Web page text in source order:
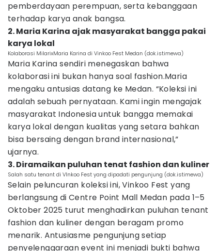
pemberdayaan perempuan, serta kebanggaan
terhadap karya anak bangsa.
2. Maria Karina ajak masyarakat bangga pakai
karya lokal
Kolaborasi MilarixMaria Karina di Vinkoo Fest Medan (dok.istimewa)
Maria Karina sendiri menegaskan bahwa
kolaborasi ini bukan hanya soal fashion.Maria
mengaku antusias datang ke Medan. “Koleksi ini
adalah sebuah pernyataan. Kami ingin mengajak
masyarakat Indonesia untuk bangga memakai
karya lokal dengan kualitas yang setara bahkan
bisa bersaing dengan brand internasional,”
ujarnya.
3. Diramaikan puluhan tenat fashion dan kuliner
Salah satu tenant di VInkoo Fest yang dipadati pengunjung (dok.istimewa)
Selain peluncuran koleksi ini, Vinkoo Fest yang
berlangsung di Centre Point Mall Medan pada 1–5
Oktober 2025 turut menghadirkan puluhan tenant
fashion dan kuliner dengan beragam promo
menarik. Antusiasme pengunjung setiap
penyelenggaraan event ini menjadi bukti bahwa